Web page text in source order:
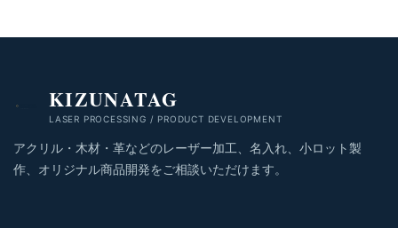
KIZUNATAG
LASER PROCESSING / PRODUCT DEVELOPMENT
アクリル・木材・革などのレーザー加工、名入れ、小ロット製
作、オリジナル商品開発をご相談いただけます。